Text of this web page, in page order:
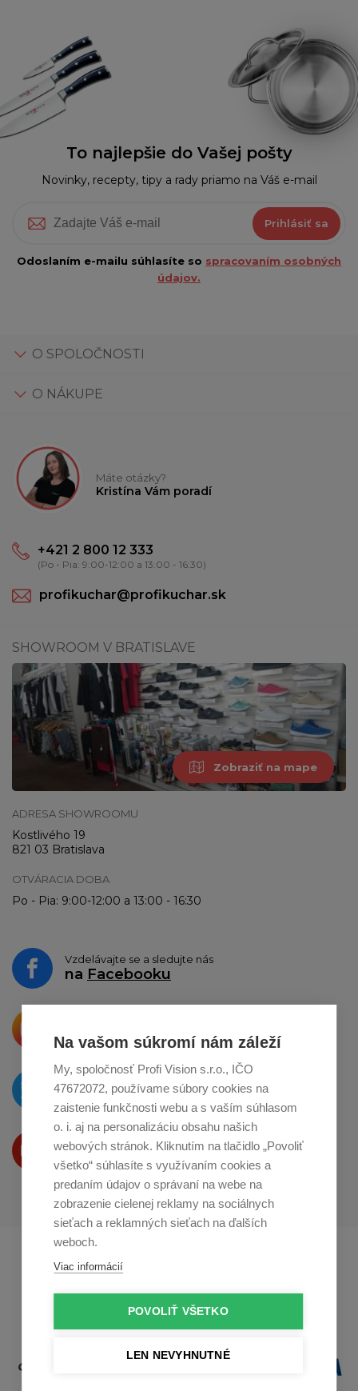
To najlepšie do Vašej pošty
Novinky, recepty, tipy a rady priamo na Váš e-mail
Prihlásiť sa
Odoslaním e-mailu súhlasíte so spracovaním osobných
údajov.
O SPOLOČNOSTI
O NÁKUPE
Máte otázky?
Kristína Vám poradí
+421 2 800 12 333
(Po - Pia: 9:00-12:00 a 13:00 - 16:30)
profikuchar@profikuchar.sk
SHOWROOM V BRATISLAVE
Zobraziť na mape
ADRESA SHOWROOMU
Kostlivého 19
821 03 Bratislava
OTVÁRACIA DOBA
Po - Pia: 9:00-12:00 a 13:00 - 16:30
Vzdelávajte se a sledujte nás
na Facebooku
o zdieľanie naInstagrame
naTwitteri
Produkty Vám predstavujeme
na Youtube
Profikuchař.cz
Na vašom súkromí nám záleží
My, spoločnosť Profi Vision s.r.o., IČO
47672072, používame súbory cookies na
zaistenie funkčnosti webu a s vaším súhlasom
o. i. aj na personalizáciu obsahu našich
webových stránok. Kliknutím na tlačidlo „Povoliť
všetko“ súhlasíte s využívaním cookies a
predaním údajov o správaní na webe na
zobrazenie cielenej reklamy na sociálnych
sieťach a reklamných sieťach na ďalších
weboch.
Viac informácií
POVOLIŤ VŠETKO
LEN NEVYHNUTNÉ